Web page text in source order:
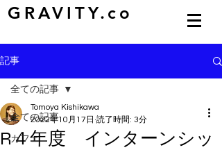
GRAVITY.co
記事
全ての記事
カフェ
全ての記事
R４年度 インターンシッ
Tomoya Kishikawa
2022年10月17日 読了時間: 3分